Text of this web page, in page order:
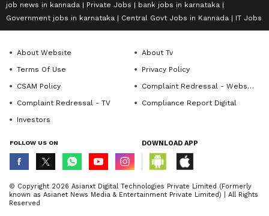
job news in kannada Private Jobs
bank jobs in karnataka
Government jobs in karnataka
Central Govt Jobs in Kannada IT Jobs
About Website
About Tv
Terms Of Use
Privacy Policy
CSAM Policy
Complaint Redressal - Website
Complaint Redressal - TV
Compliance Report Digital
Investors
FOLLOW US ON DOWNLOAD APP
© Copyright 2026 Asianxt Digital Technologies Private Limited (Formerly
known as Asianet News Media & Entertainment Private Limited) | All Rights
Reserved